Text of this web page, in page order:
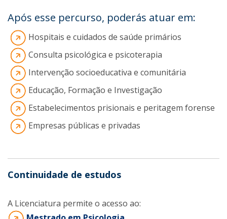
Após esse percurso, poderás atuar em:
Hospitais e cuidados de saúde primários
Consulta psicológica e psicoterapia
Intervenção socioeducativa e comunitária
Educação, Formação e Investigação
Estabelecimentos prisionais e peritagem forense
Empresas públicas e privadas
Continuidade de estudos
A Licenciatura permite o acesso ao: